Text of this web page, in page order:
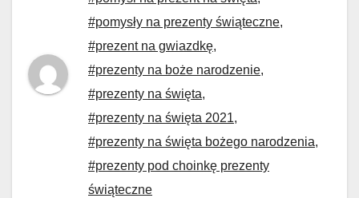
#pomysły na prezenty świąteczne,
#prezent na gwiazdkę,
#prezenty na boże narodzenie,
#prezenty na święta,
#prezenty na święta 2021,
#prezenty na święta bożego narodzenia,
#prezenty pod choinkę prezenty
świąteczne